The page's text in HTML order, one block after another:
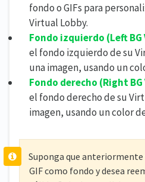
fondo o GIFs para
Virtual Lobby.
Fondo izquierdo (Left
el fondo izquierdo de su
una imagen, usando un
Fondo derecho (Right
el fondo derecho de su
imagen, usando un color
Suponga que
GIF como fondo y desea